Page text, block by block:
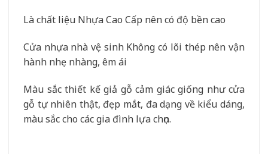
Là chất liệu Nhựa Cao Cấp nên có độ bền cao
Cửa nhựa nhà vệ sinh Không có lõi thép nên vận
hành nhẹ nhàng, êm ái
Màu sắc thiết kế giả gỗ cảm giác giống như cửa
gỗ tự nhiên thật, đẹp mắt, đa dạng về kiểu dáng,
màu sắc cho các gia đình lựa chọn.